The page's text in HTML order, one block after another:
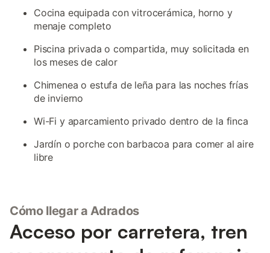
Cocina equipada con vitrocerámica, horno y
menaje completo
Piscina privada o compartida, muy solicitada en
los meses de calor
Chimenea o estufa de leña para las noches frías
de invierno
Wi-Fi y aparcamiento privado dentro de la finca
Jardín o porche con barbacoa para comer al aire
libre
Cómo llegar a Adrados
Acceso por carretera, tren